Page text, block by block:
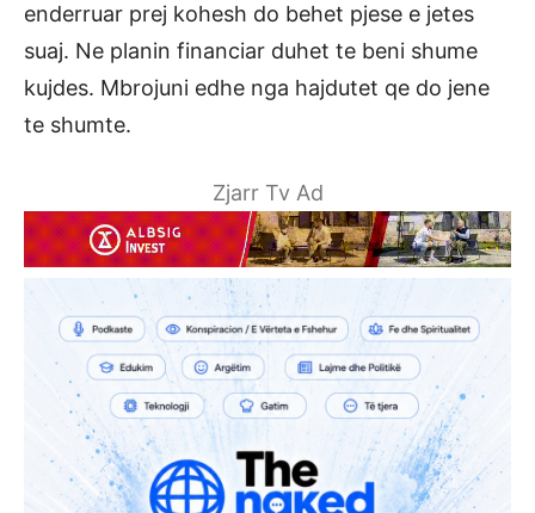
enderruar prej kohesh do behet pjese e jetes
suaj. Ne planin financiar duhet te beni shume
kujdes. Mbrojuni edhe nga hajdutet qe do jene
te shumte.
Zjarr Tv Ad